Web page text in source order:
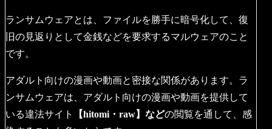
ランサムウェアとは、ファイルを勝手に暗号化して、復
旧の見返りとして金銭などを要求するマルウェアのこと
です。
アダルト向けの漫画や動画と密接な関係があります。ラ
ンサムウェアは、アダルト向けの漫画や動画を提供して
いる違法サイト
【hitomi・raw】などの閲覧を通して、感